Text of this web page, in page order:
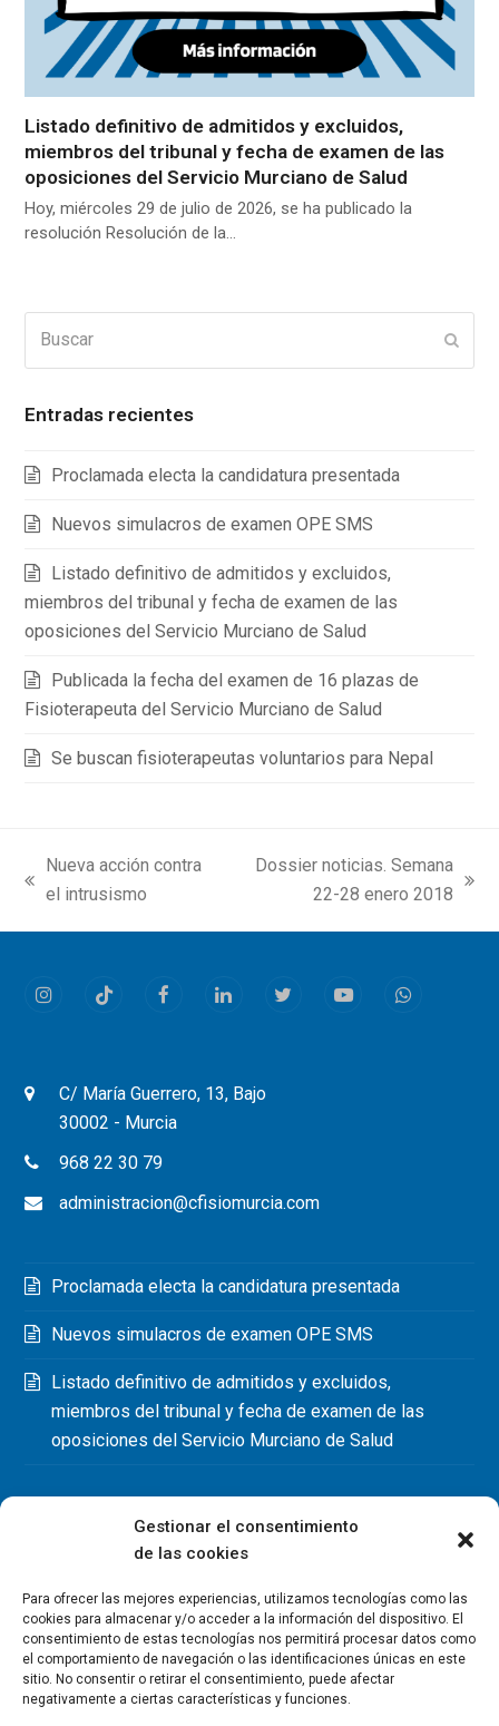
Gestionar el consentimiento
de las cookies
Para ofrecer las mejores experiencias, utilizamos tecnologías como las
cookies para almacenar y/o acceder a la información del dispositivo. El
consentimiento de estas tecnologías nos permitirá procesar datos como
el comportamiento de navegación o las identificaciones únicas en este
sitio. No consentir o retirar el consentimiento, puede afectar
negativamente a ciertas características y funciones.
Listado definitivo de admitidos y excluidos,
miembros del tribunal y fecha de examen de las
oposiciones del Servicio Murciano de Salud
Hoy, miércoles 29 de julio de 2026, se ha publicado la
resolución Resolución de la…
Entradas recientes
Proclamada electa la candidatura presentada
Nuevos simulacros de examen OPE SMS
Listado definitivo de admitidos y excluidos,
miembros del tribunal y fecha de examen de las
oposiciones del Servicio Murciano de Salud
Publicada la fecha del examen de 16 plazas de
Fisioterapeuta del Servicio Murciano de Salud
Se buscan fisioterapeutas voluntarios para Nepal
previous
Nueva acción contra
el intrusismo
Dossier noticias. Semana
22-28 enero 2018
InstagramTiktok FacebookLinkedInTwitterYoutubeWhatsapp
C/ María Guerrero, 13, Bajo
30002 - Murcia
968 22 30 79
administracion@cfisiomurcia.com
Proclamada electa la candidatura presentada
Nuevos simulacros de examen OPE SMS
Listado definitivo de admitidos y excluidos,
miembros del tribunal y fecha de examen de las
oposiciones del Servicio Murciano de Salud